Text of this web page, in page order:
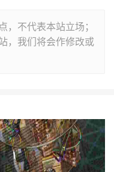
，不代表本站立场；
，我们将会作修改或